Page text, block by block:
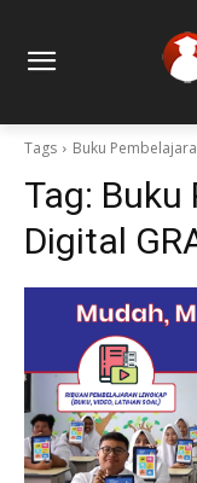
Tags Buku
Tag: Buku
Digital